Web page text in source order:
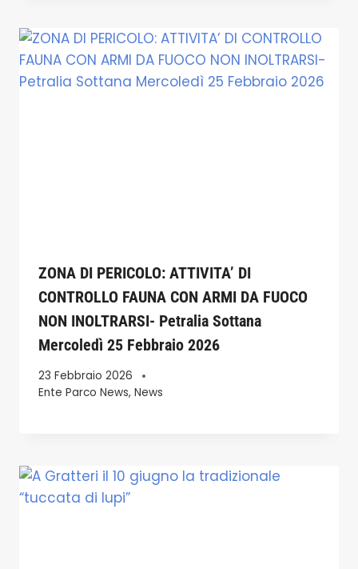
ZONA DI PERICOLO: ATTIVITA’ DI
CONTROLLO FAUNA CON ARMI DA FUOCO
NON INOLTRARSI- Petralia Sottana
Mercoledì 25 Febbraio 2026
23 Febbraio 2026
Ente Parco News, News